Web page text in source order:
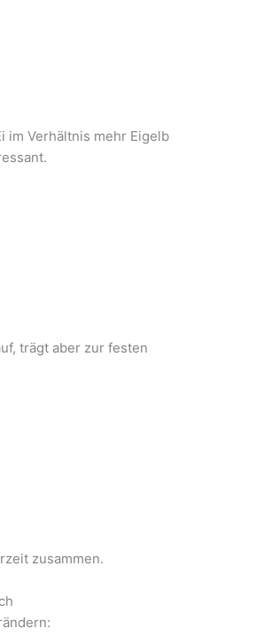
im Verhältnis mehr Eigelb
trägt aber zur festen
zusammen.